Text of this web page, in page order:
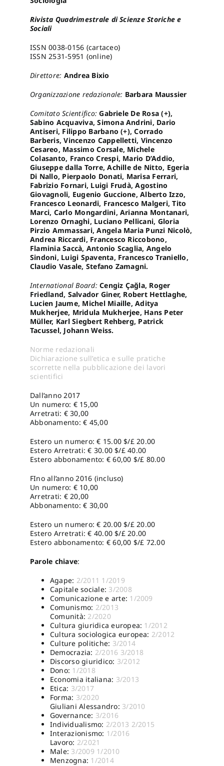
Rivista Quadrimestrale di Scienze Storiche e
Sociali
ISSN 0038-0156 (cartaceo)
ISSN 2531-5951 (online)
Direttore: Andrea Bixio
Organizzazione redazionale: Barbara Maussier
Comitato Scientifico:Gabriele De Rosa (+),
Sabino Acquaviva, Simona Andrini, Dario
Antiseri, Filippo Barbano (+), Corrado
Barberis, Vincenzo Cappelletti, Vincenzo
Cesareo, Massimo Corsale, Michele
Colasanto, Franco Crespi, Mario D’Addio,
Giuseppe dalla Torre, Achille de Nitto, Egeria
Di Nallo, Pierpaolo Donati, Marisa Ferrari,
Fabrizio Fornari, Luigi Frudà, Agostino
Giovagnoli, Eugenio Guccione, Alberto Izzo,
Francesco Leonardi, Francesco Malgeri, Tito
Marci, Carlo Mongardini, Arianna Montanari,
Lorenzo Ornaghi, Luciano Pellicani, Gloria
Pirzio Ammassari, Angela Maria Punzi Nicolò,
Andrea Riccardi, Francesco Riccobono,
Flaminia Saccà, Antonio Scaglia, Angelo
Sindoni, Luigi Spaventa, Francesco Traniello,
Claudio Vasale, Stefano Zamagni.
International Board:Cengiz Çağla, Roger
Friedland, Salvador Giner, Robert Hettlaghe,
Lucien Jaume, Michel Miaille, Aditya
Mukherjee, Mridula Mukherjee, Hans Peter
Müller, Karl Siegbert Rehberg, Patrick
Tacussel, Johann Weiss.
Norme redazionali
Dichiarazione sull’etica e sulle pratiche
scorrette nella pubblicazione dei lavori
scientifici
Dall’anno 2017
Un numero: € 15,00
Arretrati: € 30,00
Abbonamento: € 45,00
Estero un numero: € 15.00 $/£ 20.00
Estero Arretrati: € 30.00 $/£ 40.00
Estero abbonamento: € 60,00 $/£ 80.00
FIno all’anno 2016 (incluso)
Un numero: € 10,00
Arretrati: € 20,00
Abbonamento: € 30,00
Estero un numero: € 20.00 $/£ 20.00
Estero Arretrati: € 40.00 $/£ 20.00
Estero abbonamento: € 60,00 $/£ 72.00
Parole chiave:
Agape: 2/2011 1/2019
Capitale sociale: 3/2008
Comunicazione e arte: 1/2009
Comunismo: 2/2013
Comunità: 2/2020
Cultura giuridica europea: 1/2012
Cultura sociologica europea: 2/2012
Culture politiche: 3/2014
Democrazia: 2/2016 3/2018
Discorso giuridico: 3/2012
Dono: 1/2018
Economia italiana: 3/2013
Etica: 3/2017
Forma: 3/2020
Giuliani Alessandro: 3/2010
Governance: 3/2016
Individualismo: 2/2013 2/2015
Interazionismo: 1/2016
Lavoro: 2/2021
Male: 3/2009 1/2010
Menzogna: 1/2014